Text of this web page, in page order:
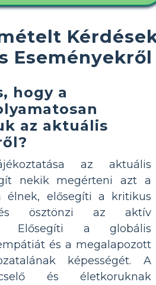
Eseményekről
hogy a
az aktuális
az aktuális
nekik megérteni azt a
élnek, elősegíti a kritikus
és ösztönzi az aktív
Elősegíti a globális
és a megalapozott
képességét. A
és életkoruknak